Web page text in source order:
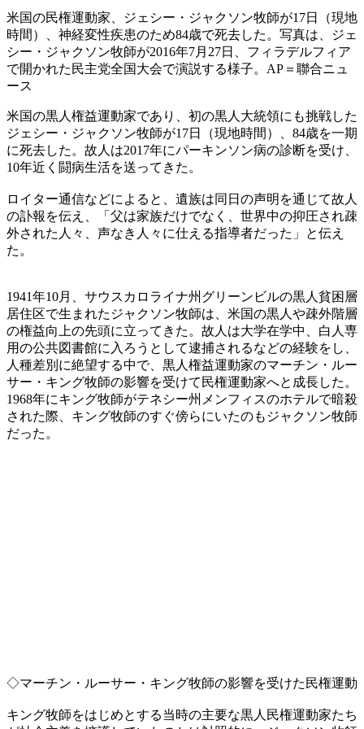
米国の民権運動家、ジェシー・ジャクソン牧師が17日（現地
時間）、神経変性疾患のため84歳で死去した。写真は、ジェ
シー・ジャクソン牧師が2016年7月27日、フィラデルフィア
で開かれた民主党全国大会で演説する様子。AP＝聯合ニュ
ース
米国の黒人権益運動家であり、初の黒人大統領にも挑戦した
ジェシー・ジャクソン牧師が17日（現地時間）、84歳を一期
に死去した。故人は2017年にパーキンソン病の診断を受け、
10年近く闘病生活を送ってきた。
ロイター通信などによると、遺族は同日の声明を通じて故人
の訃報を伝え、「父は家族だけでなく、世界中の抑圧され疎
外された人々、声なき人々に仕える指導者だった」と伝え
た。
1941年10月、サウスカロライナ州グリーンビルの黒人貧困層
居住区で生まれたジャクソン牧師は、米国の黒人や疎外階層
の権益向上の先頭に立ってきた。故人は大学在学中、白人専
用の公共図書館に入ろうとして逮捕されるなどの経験をし、
人種差別に絶望する中で、黒人権益運動家のマーチン・ルー
サー・キング牧師の影響を受けて民権運動家へと成長した。
1968年にキング牧師がテネシー州メンフィスのホテルで暗殺
された際、キング牧師のすぐ傍らにいたのもジャクソン牧師
だった。
◇マーチン・ルーサー・キング牧師の影響を受けた民権運動
キング牧師をはじめとする当時の主要な黒人民権運動家たち